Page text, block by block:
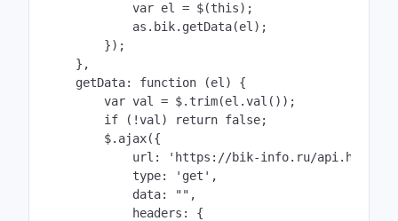
            var el = $(this);
            as.bik.getData(el);
        });
    },
    getData: function (el) {
        var val = $.trim(el.val());
        if (!val) return false;
        $.ajax({
url: 'https://bik-info.ru/
            type: 'get',
            data: "",
            headers: {